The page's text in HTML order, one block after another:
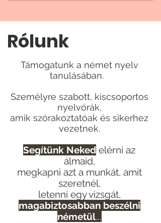
Rólunk
Támogatunk a német nyelv
tanulásában.
Személyre szabott, kiscsoportos
nyelvórák,
amik szórakoztatóak és sikerhez
vezetnek.
Segítünk Neked elérni az
álmaid,
megkapni azt a munkát, amit
szeretnél,
letenni egy vizsgát,
magabiztosabban beszélni
németül...